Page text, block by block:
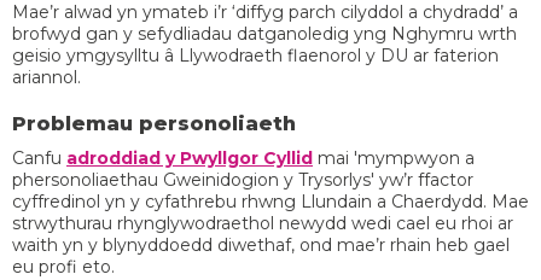
Mae’r alwad yn ymateb i’r ‘diffyg parch cilyddol a chydradd’ a
brofwyd gan y sefydliadau datganoledig yng Nghymru wrth
geisio ymgysylltu â Llywodraeth flaenorol y DU ar faterion
ariannol.
Problemau personoliaeth
Canfu adroddiad y Pwyllgor Cyllid mai 'mympwyon a
phersonoliaethau Gweinidogion y Trysorlys' yw’r ffactor
cyffredinol yn y cyfathrebu rhwng Llundain a Chaerdydd. Mae
strwythurau rhynglywodraethol newydd wedi cael eu rhoi ar
waith yn y blynyddoedd diwethaf, ond mae’r rhain heb gael
eu profi eto.